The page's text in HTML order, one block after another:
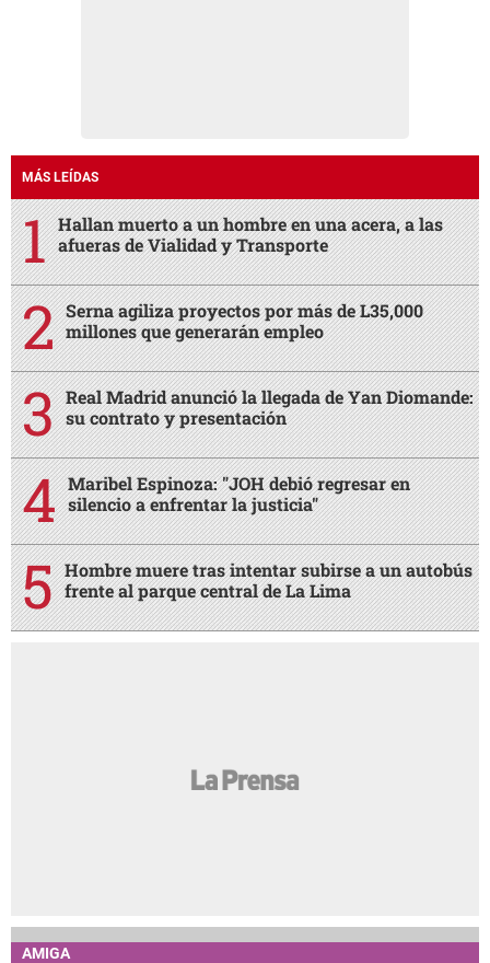
MÁS LEÍDAS
Hallan muerto a un hombre en una acera, a las
afueras de Vialidad y Transporte
Serna agiliza proyectos por más de L35,000
millones que generarán empleo
Real Madrid anunció la llegada de Yan Diomande:
su contrato y presentación
Maribel Espinoza: "JOH debió regresar en
silencio a enfrentar la justicia"
Hombre muere tras intentar subirse a un autobús
frente al parque central de La Lima
AMIGA